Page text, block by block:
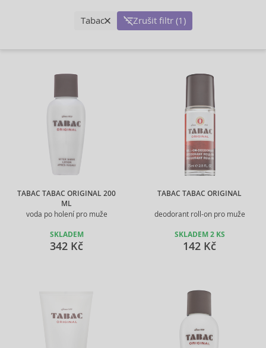
Tabac Zrušit filtr (1)
TABAC TABAC ORIGINAL 200
ML
voda po holení pro muže
SKLADEM
342 Kč
TABAC TABAC ORIGINAL
deodorant roll-on pro muže
SKLADEM 2 KS
142 Kč